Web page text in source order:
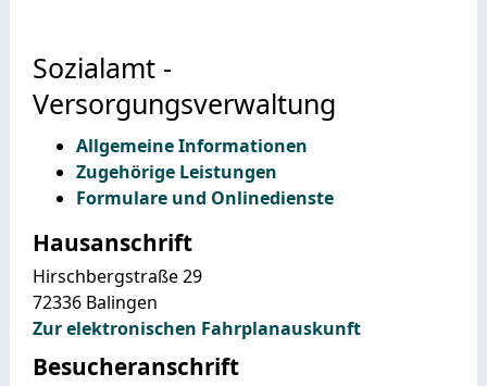
Sozialamt -
Versorgungsverwaltung
Allgemeine Informationen
Zugehörige Leistungen
Formulare und Onlinedienste
Hausanschrift
Hirschbergstraße 29
72336 Balingen
Zur elektronischen Fahrplanauskunft
Besucheranschrift